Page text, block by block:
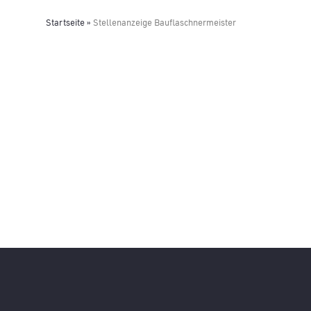
Startseite» Stellenanzeige Bauflaschnermeister